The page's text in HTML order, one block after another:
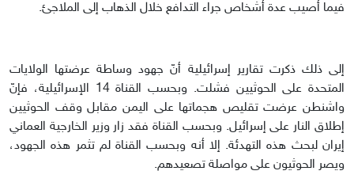
فيما أصيب عدة أشخاص جراء التدافع خلال الذهاب إلى الملاجئ.
إلى ذلك ذكرت تقارير إسرائيلية أنّ جهود وساطة عرضتها الولايات
المتحدة على الحوثيين فشلت. وبحسب القناة 14 الإسرائيلية، فإنّ
واشنطن عرضت تقليص هجماتها على اليمن مقابل وقف الحوثيين
إطلاق النار على إسرائيل. وبحسب القناة فقد زار وزير الخارجية العماني
إيران لبحث هذه التهدئة. إلا أنه وبحسب القناة لم تثمر هذه الجهود،
ويصر الحوثيون على مواصلة تصعيدهم.